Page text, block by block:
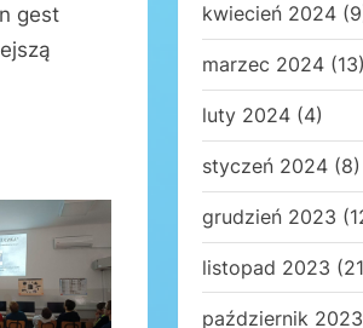
gest
kwiecień 2024
marzec 2024 (13)
luty 2024 (4)
styczeń 2024 (8)
grudzień 2023
listopad 2023
październik 2023